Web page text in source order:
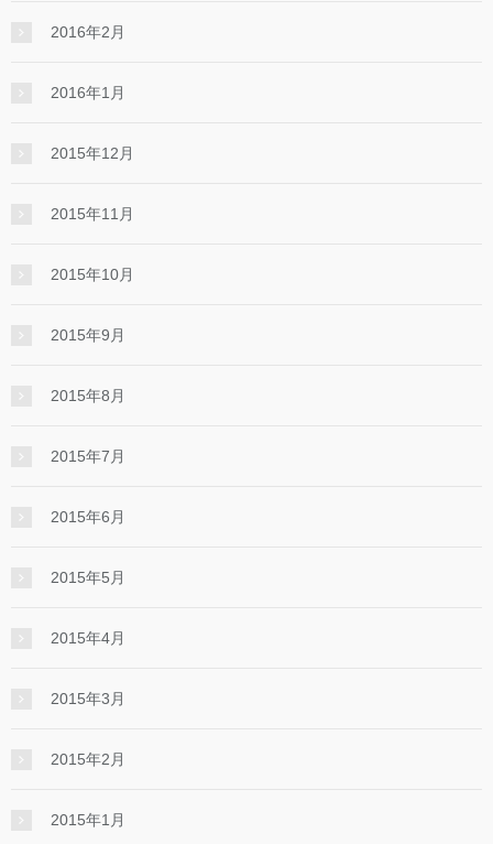
2016年2月
2016年1月
2015年12月
2015年11月
2015年10月
2015年9月
2015年8月
2015年7月
2015年6月
2015年5月
2015年4月
2015年3月
2015年2月
2015年1月